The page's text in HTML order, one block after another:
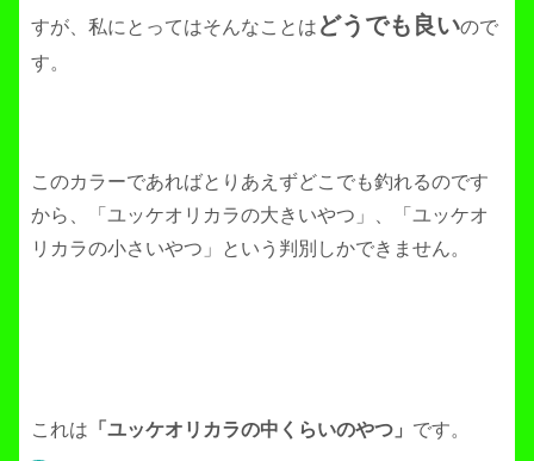
すが、私にとってはそんなことは どうでも良いので
す。
このカラーであればとりあえずどこでも釣れるのです
から、「ユッケオリカラの大きいやつ」、「ユッケオ
リカラの小さいやつ」という判別しかできません。
これは 「ユッケオリカラの中くらいのやつ」 です。